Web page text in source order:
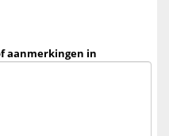
aanmerkingen in